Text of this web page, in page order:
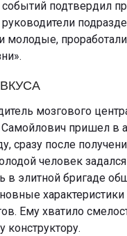
подтвердил
молодые,
мозгового
Самойлович пришел в
сразу после
человек
в элитной бригаде
Ему хватило
конструктору.